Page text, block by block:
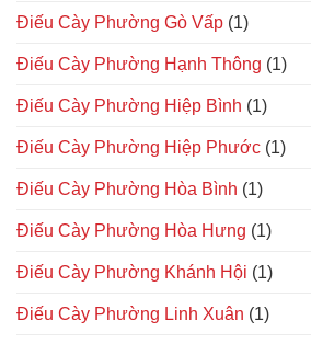
Điếu Cày Phường Gò Vấp (1)
Điếu Cày Phường Hạnh Thông (1)
Điếu Cày Phường Hiệp Bình (1)
Điếu Cày Phường Hiệp Phước (1)
Điếu Cày Phường Hòa Bình (1)
Điếu Cày Phường Hòa Hưng (1)
Điếu Cày Phường Khánh Hội (1)
Điếu Cày Phường Linh Xuân (1)